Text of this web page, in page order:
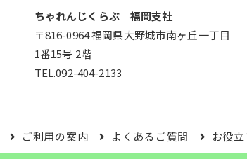
ちゃれんじくらぶ 福岡支社
〒816-0964 福岡県大野城市南ヶ丘一丁目
1番15号 2階
TEL.092-404-2133
ご利用の案内 よくあるご質問 お役